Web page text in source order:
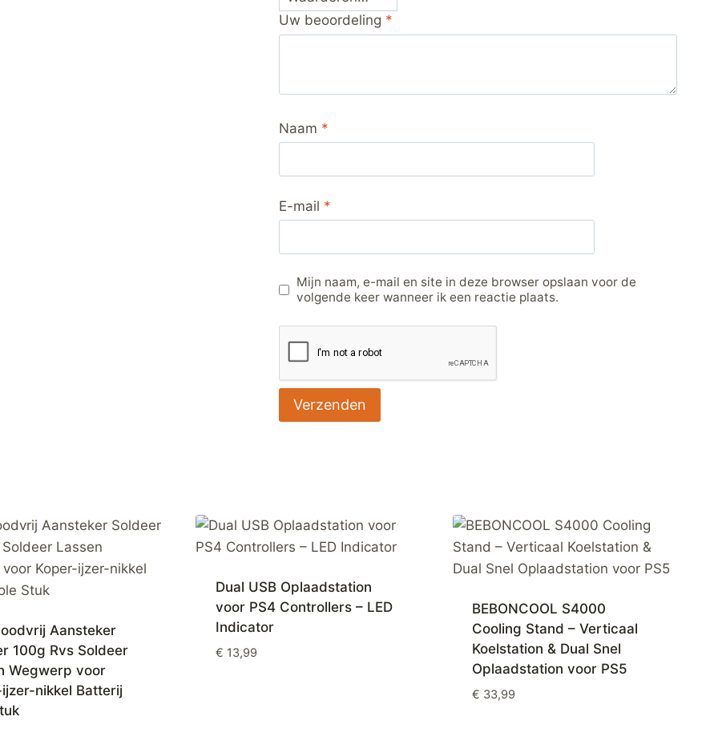
Uw beoordeling *
Naam *
E-mail *
Mijn naam, e-mail en site in deze browser opslaan voor de
volgende keer wanneer ik een reactie plaats.
Aansteker
100g Rvs Soldeer
Wegwerp voor
nikkel Batterij
Dual USB Oplaadstation
voor PS4 Controllers – LED
Indicator
€ 13,99
BEBONCOOL S4000
Cooling Stand – Verticaal
Koelstation & Dual Snel
Oplaadstation voor PS5
€ 33,99